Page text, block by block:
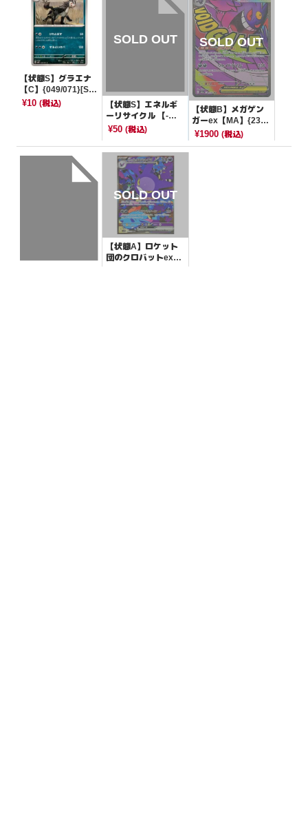
【状態S】グラエナ
【C】{049/071}[SV
5K]
¥10 (税込)
【状態S】エネルギ
ーリサイクル 【-】
{002/029}[SMN]
¥50(税込)
【状態B】メガゲン
ガーex【MA】{230/
193}[M2a]
¥1900 (税込)
【状態A】ロケット
団のクロバットex